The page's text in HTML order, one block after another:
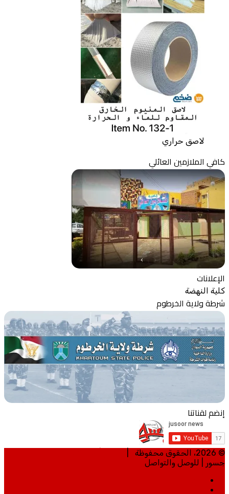
لاصق حراري
كافي الملازمين العائلي
الإعلانات
كلية النهضة
شرطة ولاية الخرطوم
إنضم لقناتنا
© 2026، الحقوق محفوظة |
جسور | للوصل والتواصل